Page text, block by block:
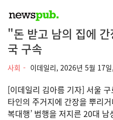
"돈 받고 남의 집에
국 구속
사회 이데일리, 2026년 5월 17
[이데일리 김아름 기자] 서울
타인의 주거지에 간장을 뿌리
복대행’ 범행을 저지른 20대